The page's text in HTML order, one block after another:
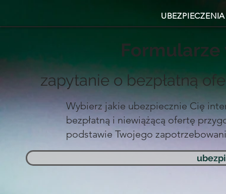
UBEZPIECZENIA
zapytanie o bezpłatną
Wybierz jakie ubezpiecznie Cię
bezpłatną i niewiążącą ofertę
podstawie Twojego